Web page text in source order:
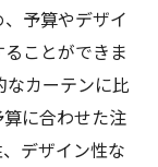
予算やデザイ
ことができま
なカーテンに比
に合わせた注
デザイン性な